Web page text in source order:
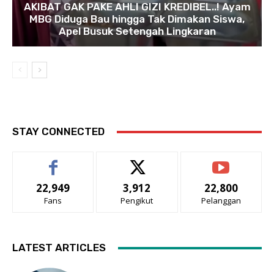
AKIBAT GAK PAKE AHLI GIZI KREDIBEL..! Ayam
MBG Diduga Bau hingga Tak Dimakan Siswa,
Apel Busuk Setengah Lingkaran
STAY CONNECTED
22,949
Fans
3,912
Pengikut
22,800
Pelanggan
LATEST ARTICLES